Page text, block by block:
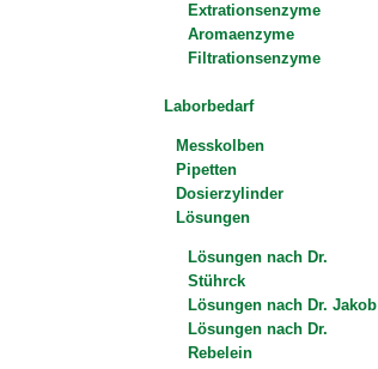
Extrationsenzyme
Aromaenzyme
Filtrationsenzyme
Laborbedarf
Messkolben
Pipetten
Dosierzylinder
Lösungen
Lösungen nach Dr.
Stührck
Lösungen nach Dr. Jakob
Lösungen nach Dr.
Rebelein